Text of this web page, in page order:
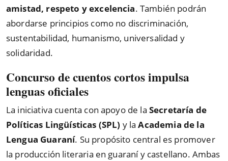
amistad, respeto y excelencia. También podrán
abordarse principios como no discriminación,
sustentabilidad, humanismo, universalidad y
solidaridad.
Concurso de cuentos cortos impulsa
lenguas oficiales
La iniciativa cuenta con apoyo de la Secretaría de
Políticas Lingüísticas (SPL) y laAcademia de la
Lengua Guaraní. Su propósito central es promover
la producción literaria en guaraní y castellano. Ambas